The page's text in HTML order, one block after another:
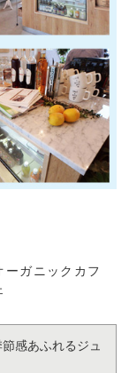
ーガニックカフ
感あふれるジュ